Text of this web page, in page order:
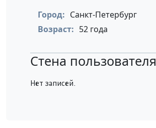
Город: Санкт-Петербург
Возраст: 52 года
Стена пользователя
Нет записей.